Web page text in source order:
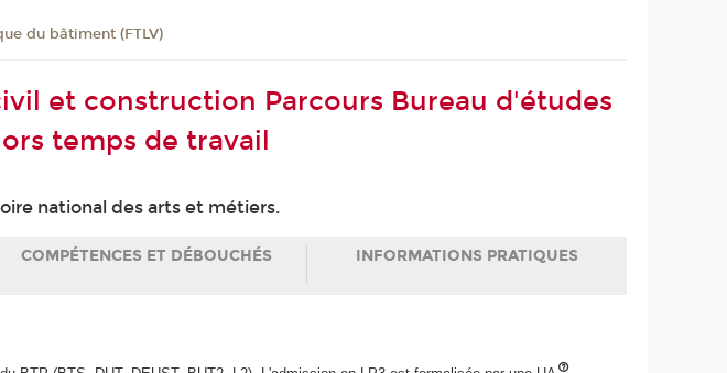
du bâtiment (FTLV)
et construction Parcours Bureau d'études
temps de travail
national des arts et métiers.
COMPÉTENCES ET DÉBOUCHÉS INFORMATIONS PRATIQUES